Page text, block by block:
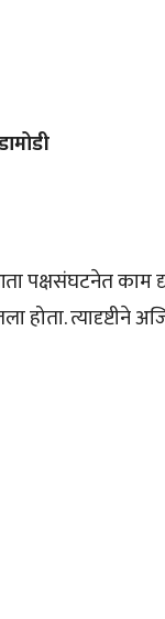
पक्षसंघटनेत काम
होता. त्यादृष्टीने